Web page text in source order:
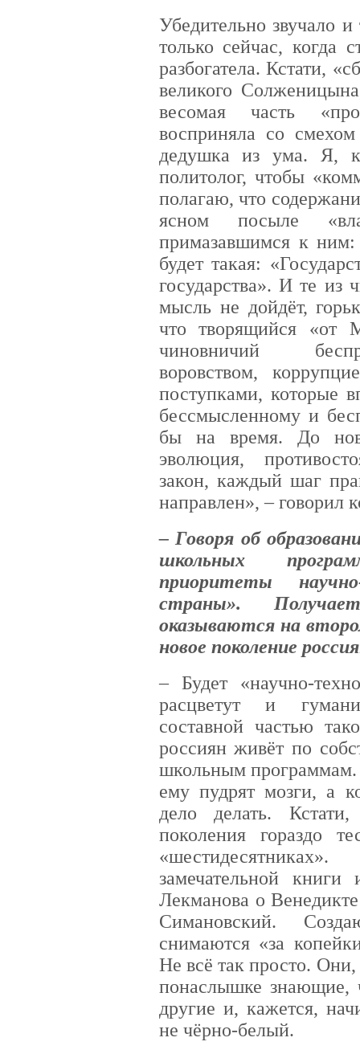
Убедительно звучало
только сейчас, когда
разбогатела. Кстати,
великого
весомая часть
восприняла со
дедушка из ума. Я,
политолог, чтобы
полагаю, что
ясном посыле
примазавшимся к ним:
будет такая:
государства». И те из
мысль не дойдёт,
что творящийся «от
чиновничий
воровством,
поступками, которые
бессмысленному и
бы на время. До
эволюция,
закон, каждый шаг
направлен», – говорил
– Говоря об
школьных
приоритеты научно-
страны».
оказываются на
новое поколение
– Будет «научно-
расцветут и
составной частью
россиян живёт по
школьным программам.
ему пудрят мозги, а
дело делать.
поколения гораздо
замечательной книги
Лекманова о
Симановский.
снимаются «за
Не всё так просто. Они,
понаслышке знающие,
другие и, кажется,
не чёрно-белый.